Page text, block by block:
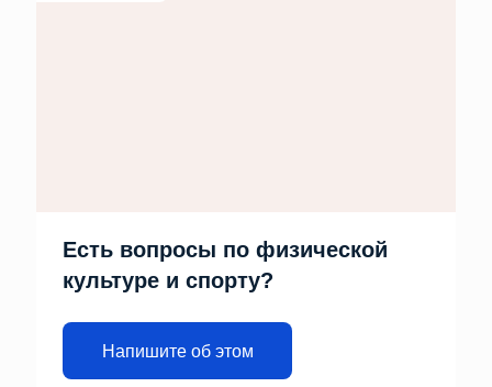
Есть вопросы по физической
культуре и спорту?
Напишите об этом